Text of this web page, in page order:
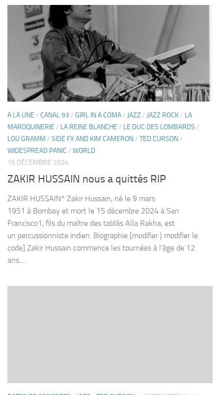
A LA UNE / CANAL 93 / GIRL IN A COMA/ JAZZ / JAZZ ROCK/ LA
MAROQUINERIE / LA REINE BLANCHE / LE DUC DES LOMBARDS /
LOU GRAMM / SIDE FX AND KIM CAMERON/ TED CURSON/
WIDESPREAD PANIC / WORLD
16 DÉCEMBRE 2024
ZAKIR HUSSAIN nous a quittés RIP
ZAKIR HUSSAIN* Zakir Hussain, né le 9 mars
1951 à Bombay et mort le 15 décembre 2024 à San
Francisco1, fils du maître des tablâs Alla Rakha, est
un percussionniste indien. Biographie [modifier | modifier le
code] Zakir Hussain commence les tournées à l’âge de 12
ans....